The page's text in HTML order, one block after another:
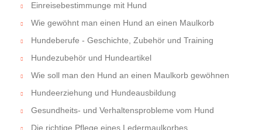
Einreisebestimmunge mit Hund
Wie gewöhnt man einen Hund an einen Maulkorb
Hundeberufe - Geschichte, Zubehör und Training
Hundezubehör und Hundeartikel
Wie soll man den Hund an einen Maulkorb gewöhnen
Hundeerziehung und Hundeausbildung
Gesundheits- und Verhaltensprobleme vom Hund
Die richtige Pflege eines Ledermaulkorbes